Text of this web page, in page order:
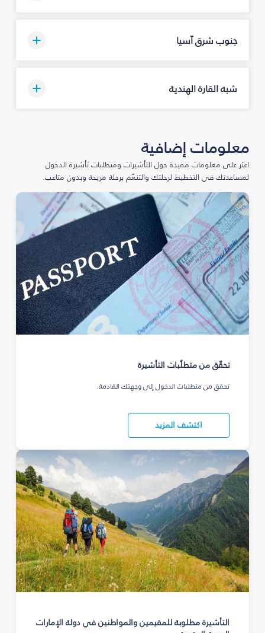
جنوب شرق آسيا
شبه القارة الهندية
معلومات إضافية
اعثر على معلومات مفيدة حول التأشيرات ومتطلبات تأشيرة الدخول
لمساعدتك في التخطيط لرحلتك والتنعّم برحلة مريحة وبدون متاعب.
تحقّق من متطلّبات التأشيرة
تحقق من متطلبات الدخول إلى وجهتك القادمة.
اكتشف المزيد
التأشيرة مطلوبة للمقيمين والمواطنين في دولة الإمارات